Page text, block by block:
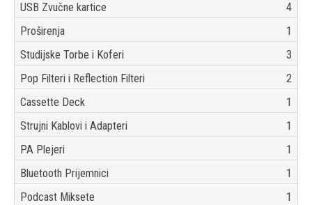
USB Zvučne kartice
4
Proširenja
1
Studijske Torbe i Koferi
3
Pop Filteri i Reflection Filteri
2
Cassette Deck
1
Strujni Kablovi i Adapteri
1
PA Plejeri
1
Bluetooth Prijemnici
1
Podcast Miksete
1